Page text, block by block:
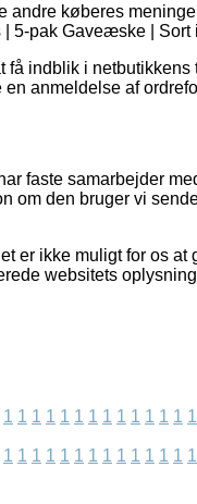
køberes
5-pak Gaveæske | Sort
få indblik i
anmeldelse af
faste samarbejder
om den bruger vi
er ikke muligt for os at
websitets
1 1 1 1 1 1 1 1 1 1 1 1 1 1
1 1 1 1 1 1 1 1 1 1 1 1 1 1